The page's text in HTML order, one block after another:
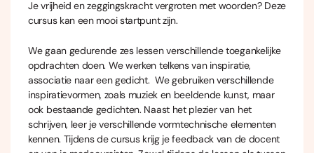
Je vrijheid en zeggingskracht vergroten met woorden? Deze
cursus kan een mooi startpunt zijn.
We gaan gedurende zes lessen verschillende toegankelijke
opdrachten doen. We werken telkens van inspiratie,
associatie naar een gedicht. We gebruiken verschillende
inspiratievormen, zoals muziek en beeldende kunst, maar
ook bestaande gedichten. Naast het plezier van het
schrijven, leer je verschillende vormtechnische elementen
kennen. Tijdens de cursus krijg je feedback van de docent